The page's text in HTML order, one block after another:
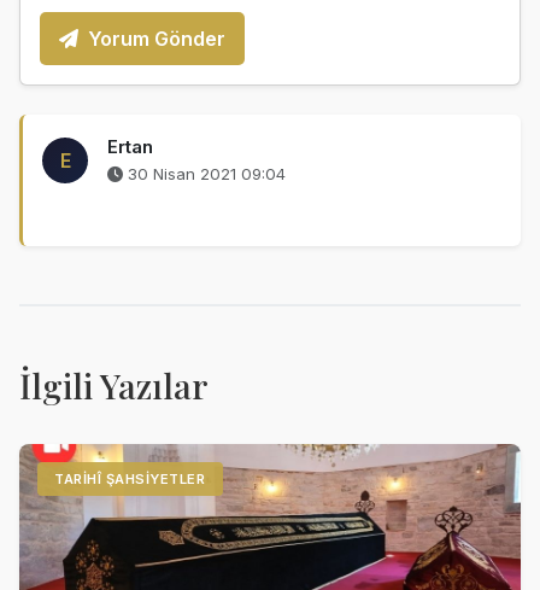
Yorum Gönder
E
Ertan
30 Nisan 2021 09:04
İlgili Yazılar
TARIHÎ ŞAHSIYETLER